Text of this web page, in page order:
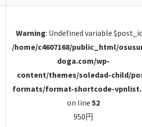
Warning: Undefined variable
/home/c4607168/public_html/
doga.com/wp-
content/themes/soledad-child/
formats/format-shortcode-
on line 52
950円